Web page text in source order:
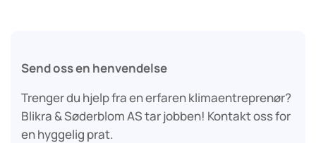
Send oss en henvendelse
Trenger du hjelp fra en erfaren klimaentreprenør?
Blikra & Søderblom AS tar jobben! Kontakt oss for
en hyggelig prat.